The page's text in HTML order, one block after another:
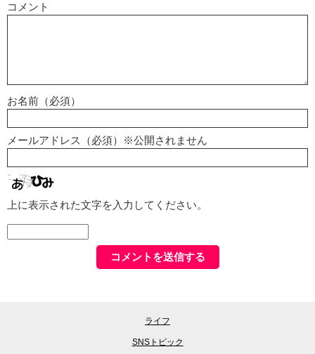
コメント
お名前（必須）
メールアドレス（必須）※公開されません
上に表示された文字を入力してください。
ライフ
SNSトピック